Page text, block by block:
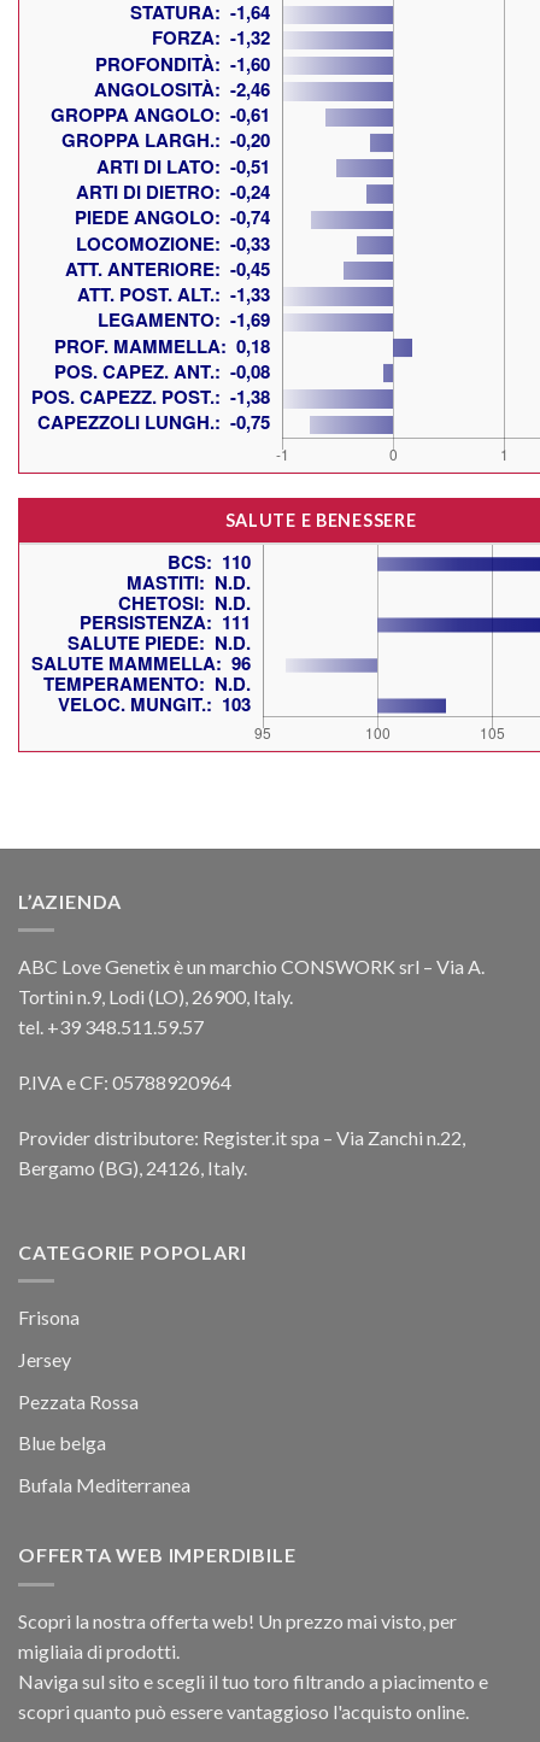
SALUTE E BENESSERE
L’AZIENDA
ABC Love Genetix è un marchio CONSWORK srl – Via A.
Tortini n.9, Lodi (LO), 26900, Italy.
tel. +39 348.511.59.57
P.IVA e CF: 05788920964
Provider distributore: Register.it spa – Via Zanchi n.22,
Bergamo (BG), 24126, Italy.
CATEGORIE POPOLARI
Frisona
Jersey
Pezzata Rossa
Blue belga
Bufala Mediterranea
OFFERTA WEB IMPERDIBILE
Scopri la nostra offerta web! Un prezzo mai visto, per
migliaia di prodotti.
Naviga sul sito e scegli il tuo toro filtrando a piacimento e
scopri quanto può essere vantaggioso l'acquisto online.